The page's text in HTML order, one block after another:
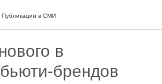
Публикации в СМИ
в
брендов